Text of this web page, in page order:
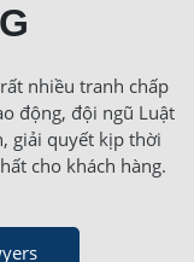
nhiều tranh chấp
động, đội ngũ Luật
giải quyết kịp thời
cho khách hàng.